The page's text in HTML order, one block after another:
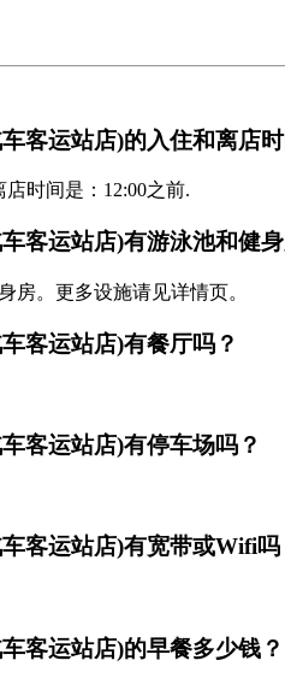
客运站店)的入住和离店
时间是：12:00之前.
客运站店)有游泳池和健
房。更多设施请见详情页。
客运站店)有餐厅吗？
客运站店)有停车场吗？
客运站店)有宽带或Wifi吗
客运站店)的早餐多少钱？